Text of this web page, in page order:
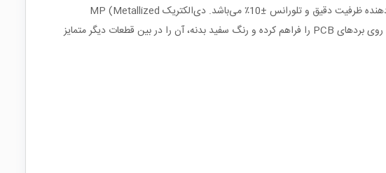
این خازن از نوع فیلم پلی‌استر متالایز شده (MKT) با ظرفیت 200 نانوفاراد (200nF) و ولتاژ نامی 400 ولت است. کد "0.2K" نشان‌دهنده ظرفیت دقیق و تلورانس ±10٪ می‌باشد. دی‌الکتریک MP (Metallized
Polyester) ترکیبی از عملکرد خوب، اندازه کوچک و قیمت اقتصادی ارائه می‌دهد. ساختار باکسی و پایه‌های سیمی امکان نصب آسان روی بردهای PCB را فراهم کرده و رنگ سفید بدنه، آن را در بین قطعات دیگر متمایز